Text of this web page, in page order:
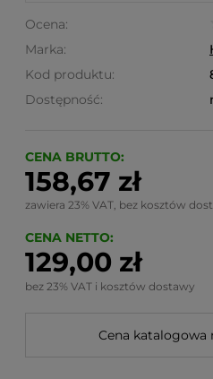
Ocena:
Marka:
Kod produktu:
Dostępność:
CENA BRUTTO:
158,67 zł
zawiera 23% VAT, bez kosztów
CENA NETTO:
129,00 zł
bez 23% VAT i kosztów dostawy
Cena katalogowa